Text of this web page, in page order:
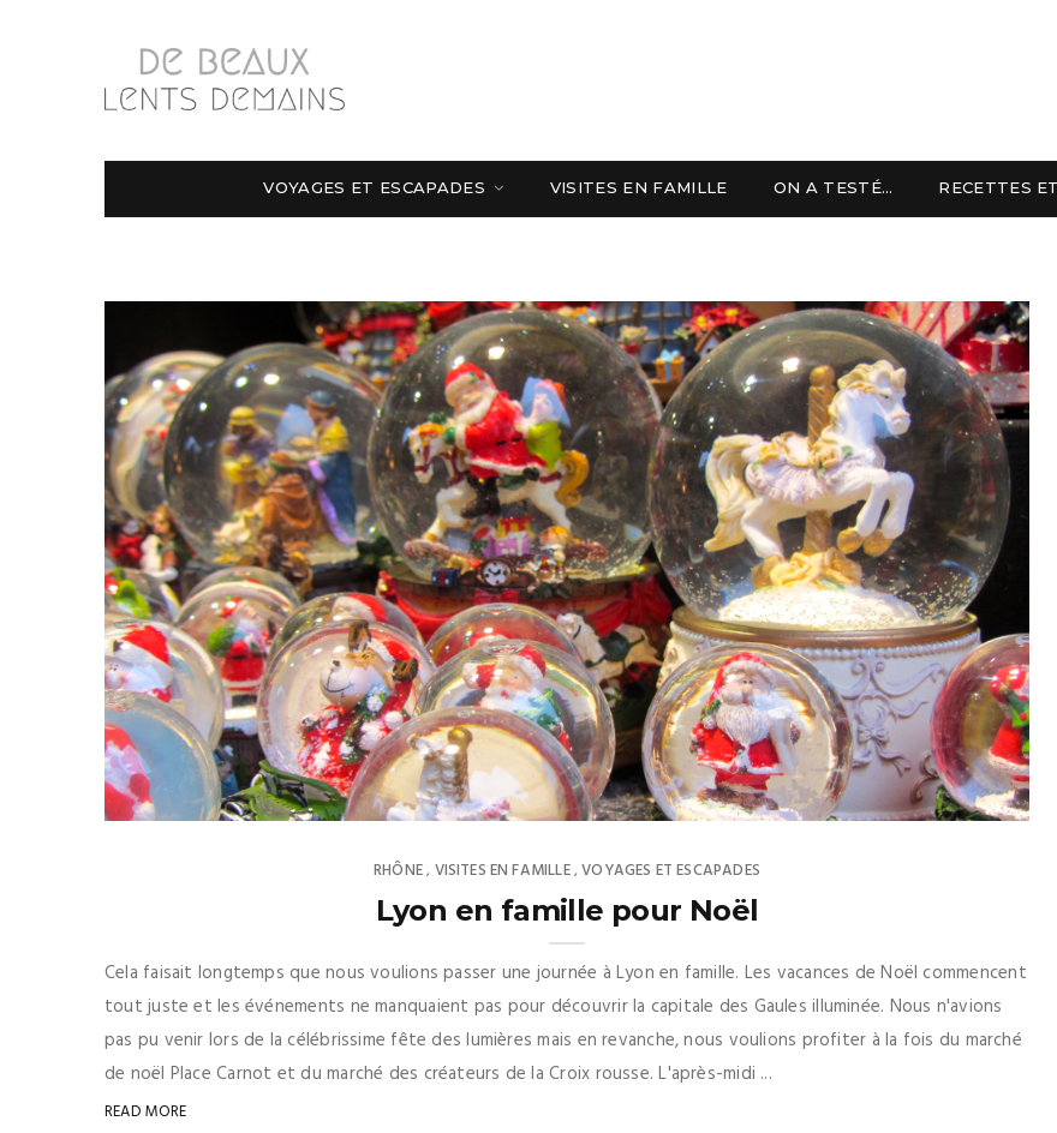
VOYAGES ET ESCAPADES VISITES EN FAMILLE ON A TESTÉ… RECETTES
RHÔNE, VISITES EN FAMILLE,VOYAGES ET ESCAPADES
Lyon en famille pour Noël
Cela faisait longtemps que nous voulions passer une journée à Lyon en famille. Les vacances de Noël commencent
tout juste et les événements ne manquaient pas pour découvrir la capitale des Gaules illuminée. Nous n'avions
pas pu venir lors de la célébrissime fête des lumières mais en revanche, nous voulions profiter à la fois du marché
de noël Place Carnot et du marché des créateurs de la Croix rousse. L'après-midi ...
READ MORE